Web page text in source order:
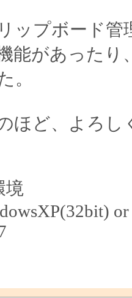
ップボード管
能があったり
。
ほど、よろし
境